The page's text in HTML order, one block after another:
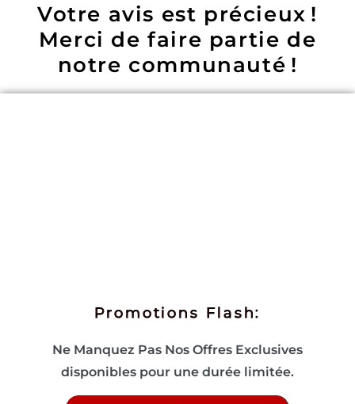
Votre avis est précieux !
Merci de faire partie de
notre communauté !
Promotions Flash:
Ne Manquez Pas Nos Offres Exclusives
disponibles pour une durée limitée.